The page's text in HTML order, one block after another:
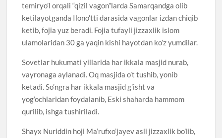
temiryo’l orqali “qizil vagon”larda Samarqandga olib
ketilayotganda Ilono’tti darasida vagonlar izdan chiqib
ketib, fojia yuz beradi. Fojia tufayli jizzaxlik islom
ulamolaridan 30 ga yaqin kishi hayotdan ko’z yumdilar.
Sovetlar hukumati yillarida har ikkala masjid nurab,
vayronaga aylanadi. Oq masjida o’t tushib, yonib
ketadi. So’ngra har ikkala masjid g’isht va
yog’ochlaridan foydalanib, Eski shaharda hammom
qurilib, ishga tushiriladi.
Shayx Nuriddin hoji Ma’rufxo’jayev asli jizzaxlik bo’lib,